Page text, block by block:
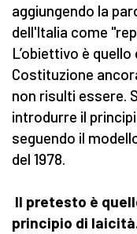
aggiungendo la
dell'Italia come
L’obiettivo è
Costituzione
non risulti essere.
introdurre il
seguendo il
del 1978.
Il pretesto è
principio di